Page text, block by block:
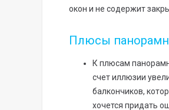
окон и не содержит
Плюсы
К плюсам
счет иллюзии
балкончиков,
хочется придать